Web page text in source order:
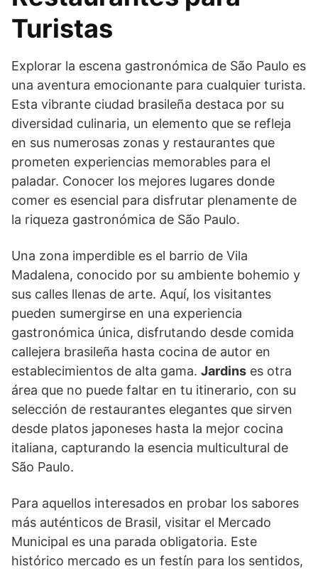
Turistas
Explorar la escena gastronómica de São Paulo es
una aventura emocionante para cualquier turista.
Esta vibrante ciudad brasileña destaca por su
diversidad culinaria, un elemento que se refleja
en sus numerosas zonas y restaurantes que
prometen experiencias memorables para el
paladar. Conocer los mejores lugares donde
comer es esencial para disfrutar plenamente de
la riqueza gastronómica de São Paulo.
Una zona imperdible es el barrio de Vila
Madalena, conocido por su ambiente bohemio y
sus calles llenas de arte. Aquí, los visitantes
pueden sumergirse en una experiencia
gastronómica única, disfrutando desde comida
callejera brasileña hasta cocina de autor en
establecimientos de alta gama. Jardins es otra
área que no puede faltar en tu itinerario, con su
selección de restaurantes elegantes que sirven
desde platos japoneses hasta la mejor cocina
italiana, capturando la esencia multicultural de
São Paulo.
Para aquellos interesados en probar los sabores
más auténticos de Brasil, visitar el Mercado
Municipal es una parada obligatoria. Este
histórico mercado es un festín para los sentidos,